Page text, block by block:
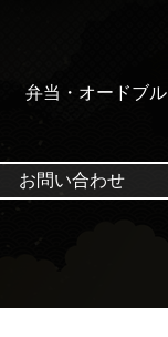
弁当・オードブル
お問い合わせ